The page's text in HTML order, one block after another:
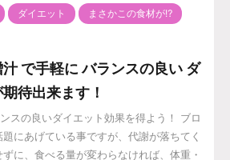
ダイエット まさかこの食材が⁉️
で手軽に バランスの良い ダ
待出来ます！
スの良いダイエット効果を得よう！ ブロ
にあげている事ですが、代謝が落ちてく
に、食べる量が変わらなければ、体重・